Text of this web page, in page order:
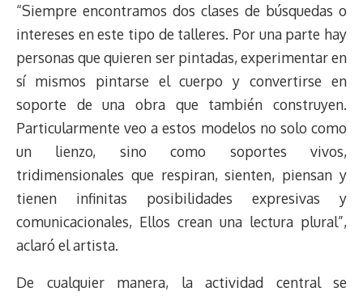
“Siempre encontramos dos clases de búsquedas o
intereses en este tipo de talleres. Por una parte hay
personas que quieren ser pintadas, experimentar en
sí mismos pintarse el cuerpo y convertirse en
soporte de una obra que también construyen.
Particularmente veo a estos modelos no solo como
un lienzo, sino como soportes vivos,
tridimensionales que respiran, sienten, piensan y
tienen infinitas posibilidades expresivas y
comunicacionales, Ellos crean una lectura plural”,
aclaró el artista.
De cualquier manera, la actividad central se